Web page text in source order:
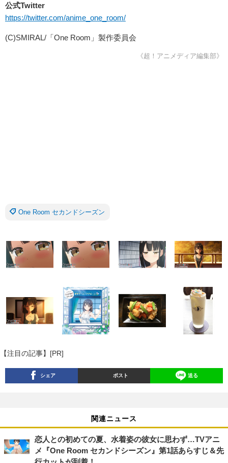
公式Twitter
https://twitter.com/anime_one_room/
(C)SMIRAL/「One Room」製作委員会
《超！アニメディア編集部》
One Room セカンドシーズン
【注目の記事】[PR]
シェア ポスト 送る
関連ニュース
恋人との初めての夏、水着姿の彼女に思わず…TVアニ
メ『One Room セカンドシーズン』第1話あらすじ＆先